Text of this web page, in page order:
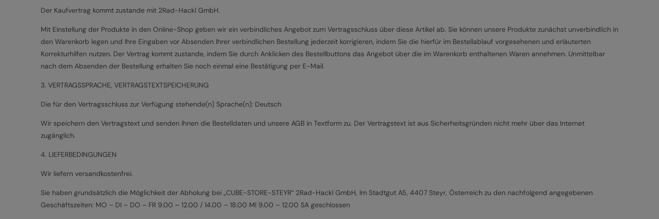
Der Kaufvertrag kommt zustande mit 2Rad-Hackl GmbH.
Mit Einstellung der Produkte in den Online-Shop geben wir ein verbindliches Angebot zum Vertragsschluss über diese Artikel ab. Sie können unsere Produkte zunächst unverbindlich in
den Warenkorb legen und Ihre Eingaben vor Absenden Ihrer verbindlichen Bestellung jederzeit korrigieren, indem Sie die hierfür im Bestellablauf vorgesehenen und erläuterten
Korrekturhilfen nutzen. Der Vertrag kommt zustande, indem Sie durch Anklicken des Bestellbuttons das Angebot über die im Warenkorb enthaltenen Waren annehmen. Unmittelbar
nach dem Absenden der Bestellung erhalten Sie noch einmal eine Bestätigung per E-Mail.
3. VERTRAGSSPRACHE, VERTRAGSTEXTSPEICHERUNG
Die für den Vertragsschluss zur Verfügung stehende(n) Sprache(n): Deutsch
Wir speichern den Vertragstext und senden Ihnen die Bestelldaten und unsere AGB in Textform zu. Der Vertragstext ist aus Sicherheitsgründen nicht mehr über das Internet
zugänglich.
4. LIEFERBEDINGUNGEN
Wir liefern versandkostenfrei.
Sie haben grundsätzlich die Möglichkeit der Abholung bei „CUBE-STORE-STEYR“ 2Rad-Hackl GmbH, Im Stadtgut A5, 4407 Steyr, Österreich zu den nachfolgend angegebenen
Geschäftszeiten: MO – DI – DO – FR 9.00 – 12.00 / 14.00 – 18.00 MI 9.00 – 12.00 SA geschlossen